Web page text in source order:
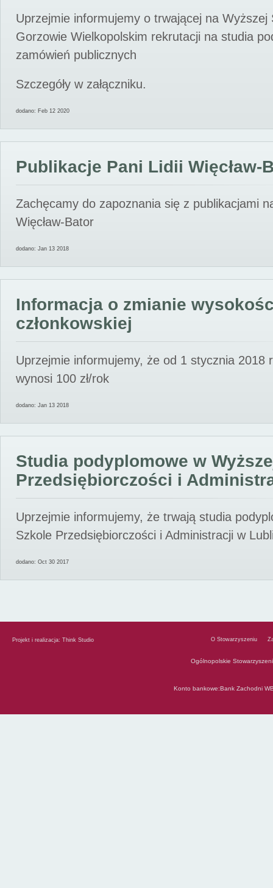
Uprzejmie informujemy o trwającej na Wyższej
Gorzowie Wielkopolskim rekrutacji na studia
zamówień publicznych
Szczegóły w załączniku.
dodano: Feb 12 2020
Publikacje Pani Lidii Więcław-
Zachęcamy do zapoznania się z publikacjami
Więcław-Bator
dodano: Jan 13 2018
Informacja o zmianie
członkowskiej
Uprzejmie informujemy, że od 1 stycznia 2018
wynosi 100 zł/rok
dodano: Jan 13 2018
Studia podyplomowe w
Przedsiębiorczości i
Uprzejmie informujemy, że trwają studia
Szkole Przedsiębiorczości i Administracji w
dodano: Oct 30 2017
Projekt i realizacja: Think Studio O Stowarzyszeniu
Ogólnopolskie
Konto bankowe:Bank Zachodni